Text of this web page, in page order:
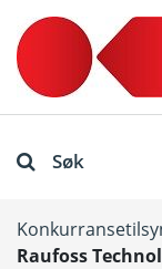
Søk
Raufoss